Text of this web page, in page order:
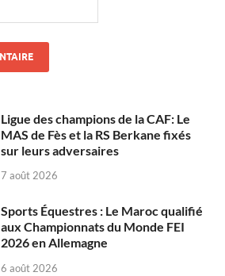
Ligue des champions de la CAF: Le
MAS de Fès et la RS Berkane fixés
sur leurs adversaires
7 août 2026
Sports Équestres : Le Maroc qualifié
aux Championnats du Monde FEI
2026 en Allemagne
6 août 2026